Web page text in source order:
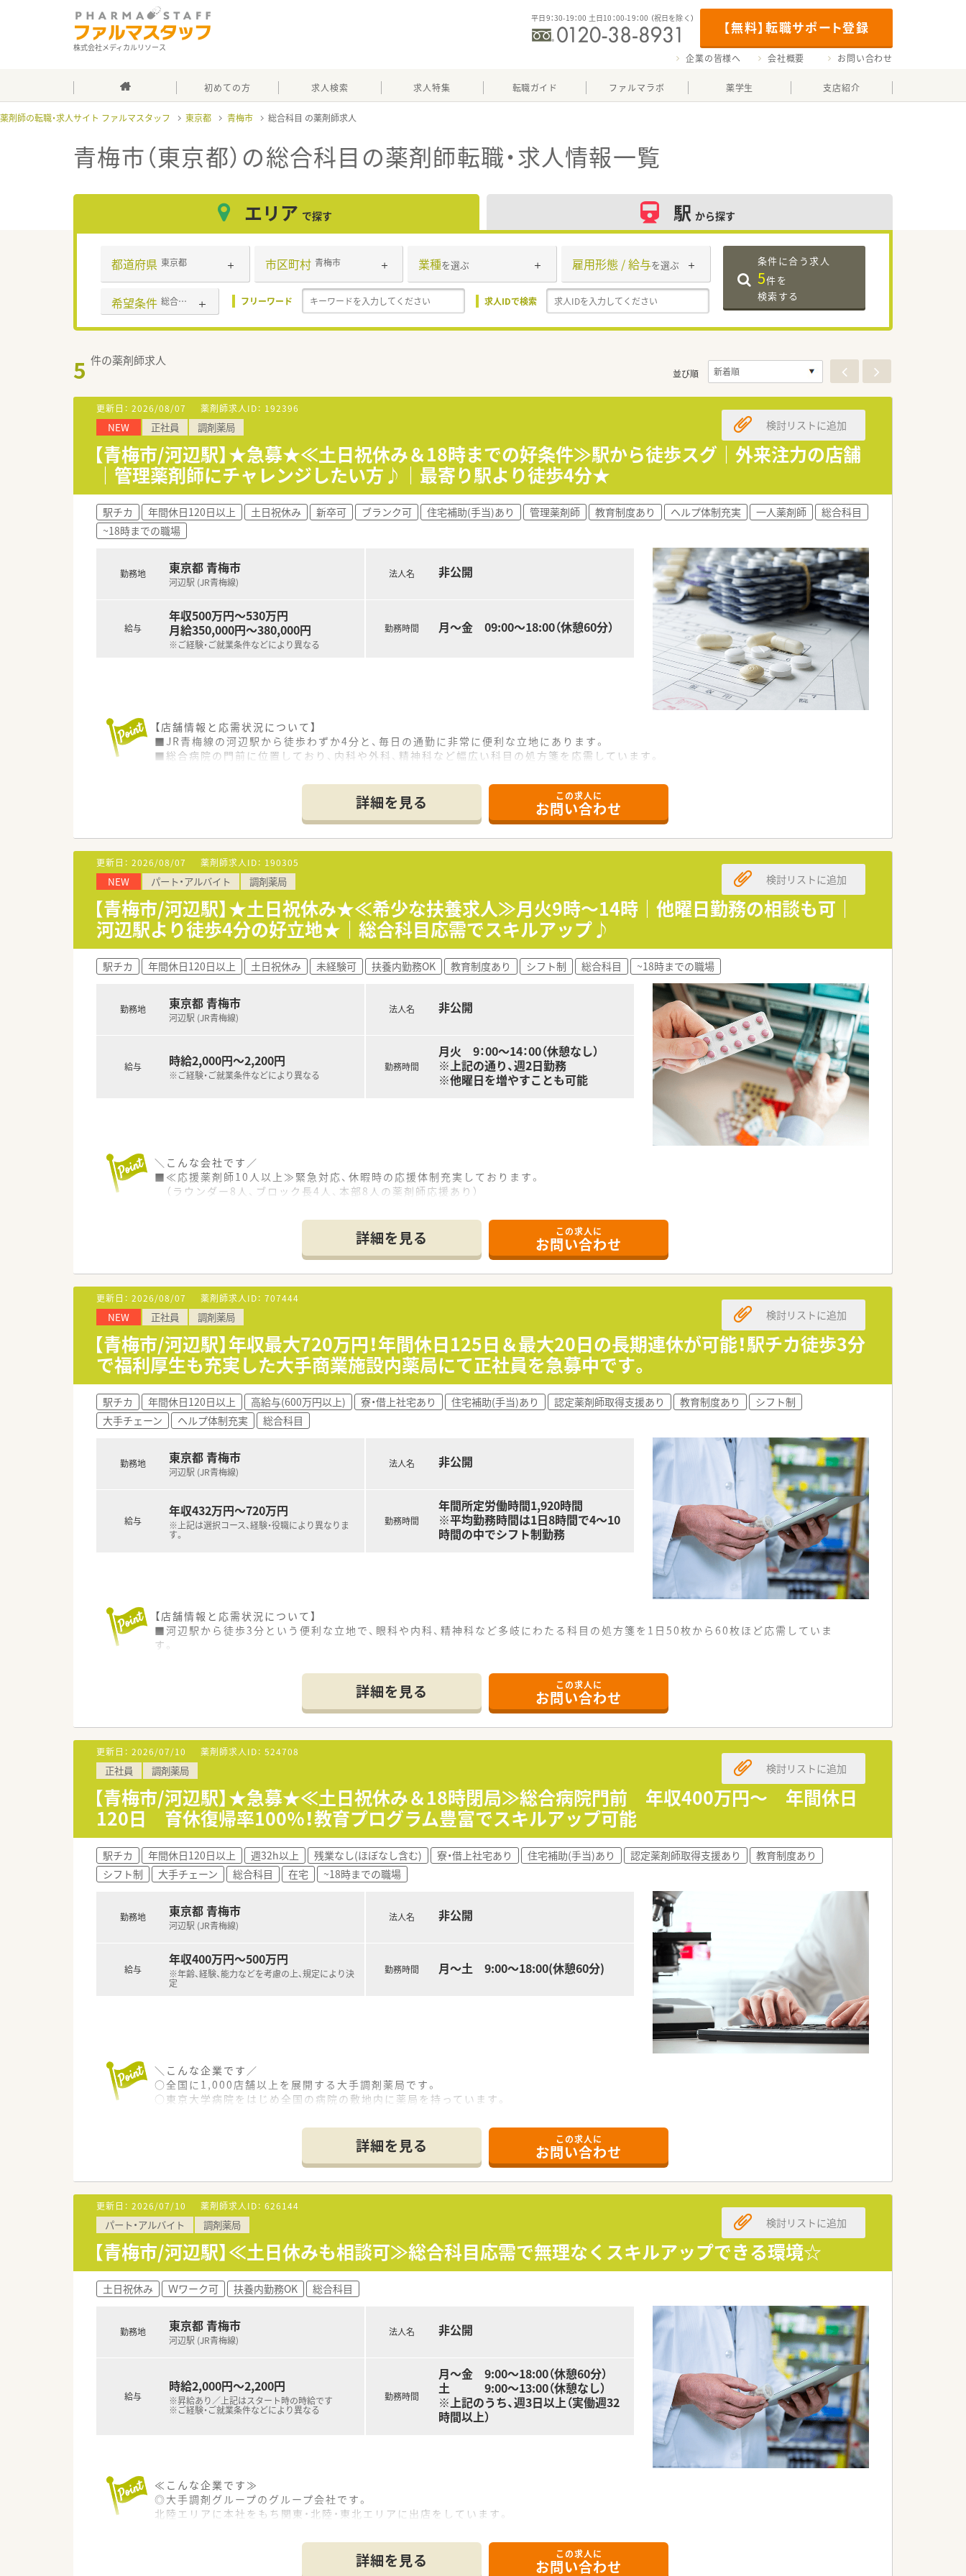
株式会社メディカルリソース
【無料】転職サポート登録
平日9：30-19：00 土日10：00-19：00 （祝日を除く）
企業の皆様へ 会社概要 お問い合わせ
初めての方 求人検索 求人特集 転職ガイド ファルマラボ 薬学生 支店紹介
薬剤師の転職・求人サイト ファルマスタッフ 東京都 青梅市 総合科目
青梅市（東京都）の総合科目 の薬剤師転職・求人情報一覧
エリア で探す 駅 から探す
都道府県 東京都 市区町村 青梅市 業種を選ぶ 雇用形態 / 給与を選ぶ
希望条件 総合科目 フリーワード 求人IDで検索
条件に合う求人
5件を
検索する
5 件の薬剤師求人
並び順
更新日： 2026/08/07 薬剤師求人ID： 192396
NEW 正社員 調剤薬局
【青梅市/河辺駅】★急募★≪土日祝休み＆18時までの好条件≫駅から徒歩スグ｜外来注力の店舗
｜管理薬剤師にチャレンジしたい方♪｜最寄り駅より徒歩4分★
検討リストに追加
駅チカ 年間休日120日以上 土日祝休み 新卒可 ブランク可 住宅補助(手当)あり 管理薬剤師 教育制度あり ヘルプ体制充実 一人薬剤師
総合科目
~18時までの職場
勤務地 東京都 青梅市
河辺駅 (JR青梅線)
給与
年収500万円～530万円
月給350,000円～380,000円
※ご経験・ご就業条件などにより異なる
法人名 非公開
勤務時間 月～金 09:00～18:00（休憩60分）
【店舗情報と応需状況について】
■JR青梅線の河辺駅から徒歩わずか4分と、毎日の通勤に非常に便利な立地にあります。
■総合病院の門前に位置しており、内科や外科、精神科など幅広い科目の処方箋を応需しています。
■年間休日は120日以上を確保しており、完全週休2日制の土日祝休みが大きな魅力です。
■月の平均残業時間は6.8時間と非常に少なく、残業代は1分単位でしっかり支給されます。
■有給休暇の消化率は86%と高く、協力体制があるため長期休暇も取得しやすい環境です。
【こんな取り組みをしています】
■ICT事業にも注力しており、LINEなどを活用した業務効率化を積極的に推進しています。
■認定薬剤師の取得を全額会社負担で支援しており、社員の継続的なスキルアップを後押しします。
■従業員の働きやすさを第一に考え、残業時間の削減や有給休暇の取得を会社全体で奨励しています。
詳細を見る この求人に
お問い合わせ
更新日： 2026/08/07 薬剤師求人ID： 190305
NEW パート・アルバイト 調剤薬局
【青梅市/河辺駅】★土日祝休み★≪希少な扶養求人≫月火9時～14時｜他曜日勤務の相談も可｜
河辺駅より徒歩4分の好立地★｜総合科目応需でスキルアップ♪
検討リストに追加
駅チカ 年間休日120日以上 土日祝休み 未経験可 扶養内勤務OK 教育制度あり シフト制 総合科目 ~18時までの職場
勤務地 東京都 青梅市
河辺駅 (JR青梅線)
給与 時給2,000円～2,200円
※ご経験・ご就業条件などにより異なる
法人名 非公開
勤務時間
月火 9：00～14：00（休憩なし）
※上記の通り、週2日勤務
※他曜日を増やすことも可能
＼こんな会社です／
■≪応援薬剤師10人以上≫緊急対応、休暇時の応援体制充実しております。
（ラウンダー8人、ブロック長4人、本部8人の薬剤師応援あり）
■ご希望があれば転勤も可能♪
生活環境の変化等による転勤希望お気軽にご相談ください
■ドクターとの関係性を重視し、医院との関係も良好です。
＼こんな薬局です／
■総合病院門前の薬局で幅広い科目を勉強できます♪
■完全土日祝休みの店舗でプライベートも充実！
■河辺駅より徒歩4分の好立地です★
詳細を見る この求人に
お問い合わせ
更新日： 2026/08/07 薬剤師求人ID： 707444
NEW 正社員 調剤薬局
【青梅市/河辺駅】年収最大720万円！年間休日125日＆最大20日の長期連休が可能！駅チカ徒歩3分
で福利厚生も充実した大手商業施設内薬局にて正社員を急募中です。
検討リストに追加
駅チカ 年間休日120日以上 高給与(600万円以上) 寮・借上社宅あり 住宅補助(手当)あり 認定薬剤師取得支援あり 教育制度あり
シフト制
大手チェーン
ヘルプ体制充実 総合科目
勤務地 東京都 青梅市
河辺駅 (JR青梅線)
給与
年収432万円～720万円
※上記は選択コース、経験・役職により異なりま
す。
法人名 非公開
勤務時間
年間所定労働時間1,920時間
※平均勤務時間は1日8時間で4～10
時間の中でシフト制勤務
【店舗情報と応需状況について】
■河辺駅から徒歩3分という便利な立地で、眼科や内科、精神科など多岐にわたる科目の処方箋を1日50枚から60枚ほど応需していま
す。
■薬剤師は正社員3名とパート4名の体制であり、広範な医療機関からの処方箋に対応するため幅広い知識とスキルを磨ける環境が整っ
【求人情報について】
■年収は432万円から720万円と高水準の設定であり、役職や経験に基づいた評価制度により納得感のある処遇が約束されています。
■年間休日は120日から125日と充実しており、週休2日制に加えて法定通りの有給休暇や産前産後休暇もしっかりと取得可能です。
■住宅助成金や子女教育手当といった生活を支える諸手当が豊富であり、大手企業ならではの充実した福利厚生を享受できる求人です。
【勤務実態について】
■独自の長期休暇制度により年間で最大20日間の連休取得が可能となっており、ワークライフバランスを重視する方に最適な職場で
す。
■育児休業は最長3年間取得が可能で、復帰率も98パーセント以上と非常に高く、ライフステージが変わっても継続して働けます。
■育児短時間勤務は子供が小学校を卒業するまで利用できるため、家庭との両立を図りながら専門職としてのキャリアを維持できます。
詳細を見る この求人に
お問い合わせ
更新日： 2026/07/10 薬剤師求人ID： 524708
正社員 調剤薬局
【青梅市/河辺駅】★急募★≪土日祝休み＆18時閉局≫総合病院門前 年収400万円～ 年間休日
120日 育休復帰率100％！教育プログラム豊富でスキルアップ可能
検討リストに追加
駅チカ 年間休日120日以上 週32h以上 残業なし(ほぼなし含む) 寮・借上社宅あり 住宅補助(手当)あり 認定薬剤師取得支援あり
教育制度あり
シフト制
大手チェーン 総合科目 在宅 ~18時までの職場
勤務地 東京都 青梅市
河辺駅 (JR青梅線)
給与
年収400万円～500万円
※年齢、経験、能力などを考慮の上、規定により決
定
法人名 非公開
勤務時間 月～土 9:00～18:00(休憩60分)
＼こんな企業です／
○全国に1,000店舗以上を展開する大手調剤薬局です。
○東京大学病院をはじめ全国の病院の敷地内に薬局を持っています。
○全店「同一の機械・システム」を採用しており、且つ処方箋の応需内容が多岐にわたる（敷地内・病院門前・医療モール・CL門前）ので、ス
○長期就業＆自己研讃を続ける事で給与があがる仕組みになっており、将来的に高年収も狙う事が出来ます。
○インターネットを使って処方薬の飲み方を遠隔指導する「オンライン服薬指導」、今後も病院の「敷地内薬局」の推進、女性客の取り込
みを狙う店舗でデザインの一新。
M&Aによる店舗拡大と業界のリーディングカンパニーとして成長を続けています。
○どの店舗も、最新システムが整っています！
＼福利厚生／
〇「社員第一主義」を掲げている同社では、福利厚生面が手厚く
年間休日120日以上、「連続休暇制度（年に1回、最大9連休を取得できる制度）」等
プライベートも充実出来る様にワークライフバランスを後押ししてくれる制度が充実しています。
〇社員割引制度、財形貯蓄制度、スポーツジム優待等が受けられる他、提携の保養施設は全国に40ヵ所あります。
産休、育休取得はもちろんのこと、育児短時間勤務制度を実施
育児休業より復帰後、1日最大2時間短縮して勤務できる制度です。
詳細を見る この求人に
お問い合わせ
更新日： 2026/07/10 薬剤師求人ID： 626144
パート・アルバイト 調剤薬局
【青梅市/河辺駅】≪土日休みも相談可≫総合科目応需で無理なくスキルアップできる環境☆
検討リストに追加
土日祝休み Ｗワーク可 扶養内勤務OK 総合科目
勤務地 東京都 青梅市
河辺駅 (JR青梅線)
給与
時給2,000円～2,200円
※昇給あり／上記はスタート時の時給です
※ご経験・ご就業条件などにより異なる
法人名 非公開
勤務時間
月〜金 9:00〜18:00（休憩60分）
土 9:00〜13:00（休憩なし）
※上記のうち、週3日以上（実働週32
時間以上）
≪こんな企業です≫
◎大手調剤グループのグループ会社です。
北陸エリアに本社をもち関東・北陸・東北エリアに出店をしています。
◎ひとり当たりの対応数を無理なく設定していて、諸条件についても長くご勤務いただけてるように配慮されています。
詳細を見る この求人に
お問い合わせ